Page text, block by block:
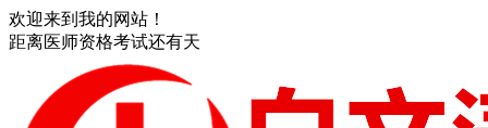
欢迎来到我的网站！
距离医师资格考试还有天